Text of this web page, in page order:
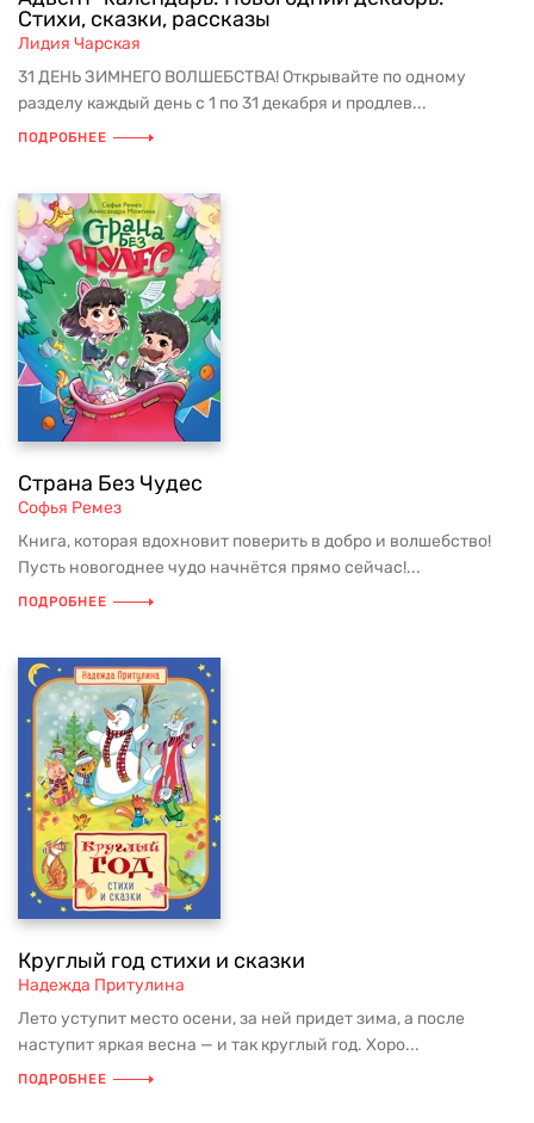
Стихи, сказки, рассказы
Лидия Чарская
31 ДЕНЬ ЗИМНЕГО ВОЛШЕБСТВА! Открывайте по одному
разделу каждый день с 1 по 31 декабря и продлев...
ПОДРОБНЕЕ
Страна Без Чудес
Софья Ремез
Книга, которая вдохновит поверить в добро и волшебство!
Пусть новогоднее чудо начнётся прямо сейчас!...
ПОДРОБНЕЕ
Круглый год стихи и сказки
Надежда Притулина
Лето уступит место осени, за ней придет зима, а после
наступит яркая весна — и так круглый год. Хоро...
ПОДРОБНЕЕ